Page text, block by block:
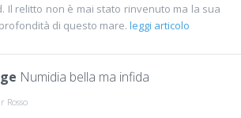
Il relitto non è mai stato rinvenuto ma la sua
di questo mare. leggi articolo
Numidia bella ma infida
Rosso